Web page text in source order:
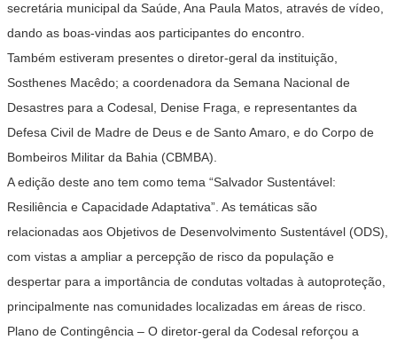
secretária municipal da Saúde, Ana Paula Matos, através de vídeo,
dando as boas-vindas aos participantes do encontro.
Também estiveram presentes o diretor-geral da instituição,
Sosthenes Macêdo; a coordenadora da Semana Nacional de
Desastres para a Codesal, Denise Fraga, e representantes da
Defesa Civil de Madre de Deus e de Santo Amaro, e do Corpo de
Bombeiros Militar da Bahia (CBMBA).
A edição deste ano tem como tema “Salvador Sustentável:
Resiliência e Capacidade Adaptativa”. As temáticas são
relacionadas aos Objetivos de Desenvolvimento Sustentável (ODS),
com vistas a ampliar a percepção de risco da população e
despertar para a importância de condutas voltadas à autoproteção,
principalmente nas comunidades localizadas em áreas de risco.
Plano de Contingência – O diretor-geral da Codesal reforçou a